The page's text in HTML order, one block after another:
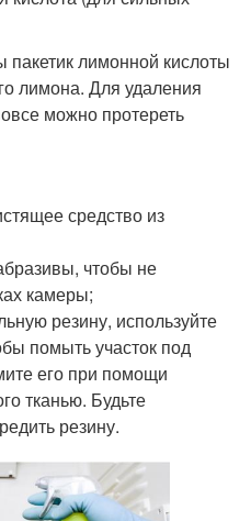
пакетик лимонной кислоты
лимона. Для удаления
можно протереть
средство из
чтобы не
камеры;
резину, используйте
помыть участок под
его при помощи
тканью. Будьте
резину.